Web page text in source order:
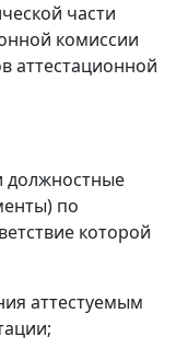
части
комиссии
аттестационной
должностные
по
которой
аттестуемым